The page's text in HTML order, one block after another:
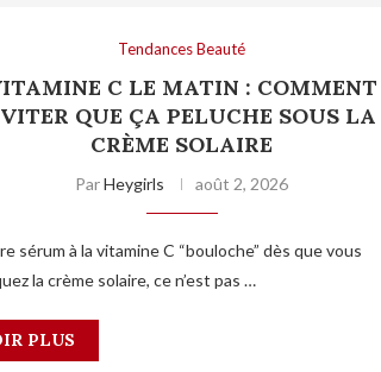
Tendances Beauté
C LE MATIN : COMMENT
QUE ÇA PELUCHE SOUS LA
CRÈME SOLAIRE
ParHeygirls août 2, 2026
sérum à la vitamine C “bouloche” dès que vous
la crème solaire, ce n’est pas …
PLUS